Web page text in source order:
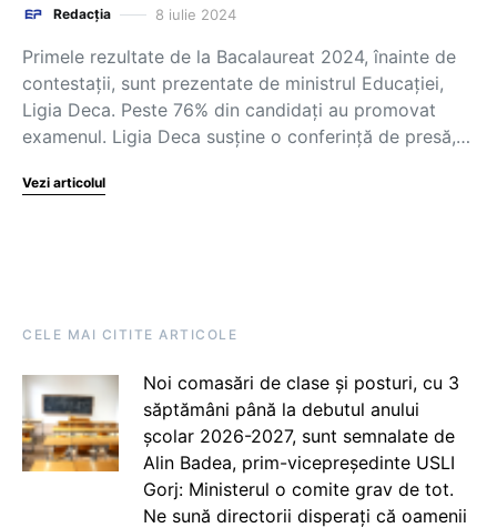
Redacția 8 iulie 2024
Primele rezultate de la Bacalaureat 2024, înainte de
contestații, sunt prezentate de ministrul Educației,
Ligia Deca. Peste 76% din candidați au promovat
examenul. Ligia Deca susține o conferință de presă,…
Vezi articolul
CELE MAI CITITE ARTICOLE
Noi comasări de clase și posturi, cu 3
săptămâni până la debutul anului
școlar 2026-2027, sunt semnalate de
Alin Badea, prim-vicepreședinte USLI
Gorj: Ministerul o comite grav de tot.
Ne sună directorii disperați că oamenii